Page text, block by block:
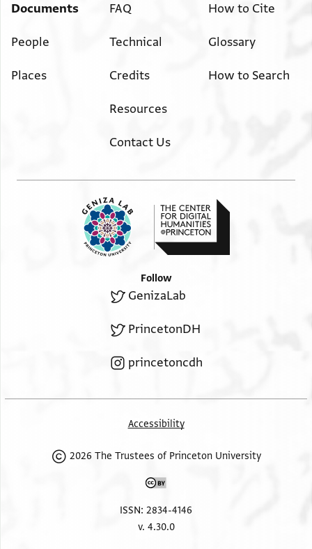
Documents
People
Places
FAQ
Technical
Credits
Resources
Contact Us
How to Cite
Glossary
How to Search
Follow
GenizaLab
PrincetonDH
princetoncdh
Accessibility
2026 The Trustees of Princeton University
ISSN: 2834-4146
v. 4.30.0